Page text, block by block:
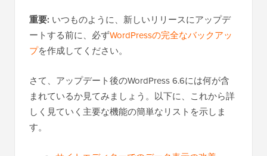
重要: いつものように、新しいリリースにアップデ
ートする前に、必ずWordPressの完全なバックアッ
プを作成してください。
さて、アップデート後のWordPress 6.6には何が含
まれているか見てみましょう。以下に、これから詳
しく見ていく主要な機能の簡単なリストを示しま
す。